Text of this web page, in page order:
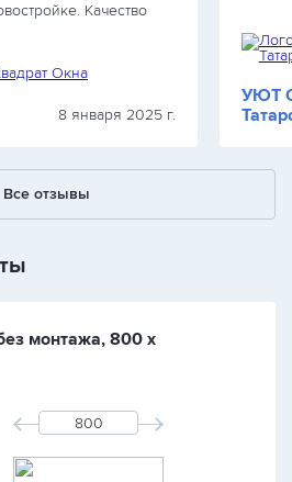
Качество
8 января 2025 г.
УЮТ
Все отзывы
монтажа, 800 х